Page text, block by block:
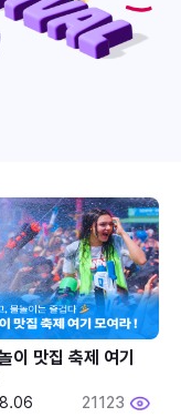
이 맛집 축제 여기
21123